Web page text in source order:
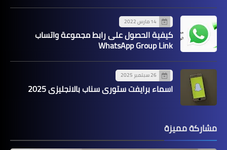
14 مارس 2022
كيفية الحصول على رابط مجموعة واتساب
WhatsApp Group Link
26 سبتمبر 2025
اسماء برايفت ستوري سناب بالانجليزي 2025
مشاركة مميزة